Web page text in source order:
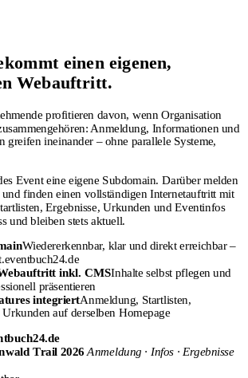
einen eigenen,
Webauftritt.
profitieren davon, wenn Organisation
Anmeldung, Informationen und
greifen ineinander – ohne parallele Systeme,
Event eine eigene Subdomain. Darüber melden
finden einen vollständigen Internetauftritt mit
Ergebnisse, Urkunden und Eventinfos
und bleiben stets aktuell.
Wiedererkennbar, klar und direkt erreichbar –
inkl. CMSInhalte selbst pflegen und
präsentieren
integriertAnmeldung, Startlisten,
auf derselben Homepage
Trail 2026 Anmeldung · Infos · Ergebnisse